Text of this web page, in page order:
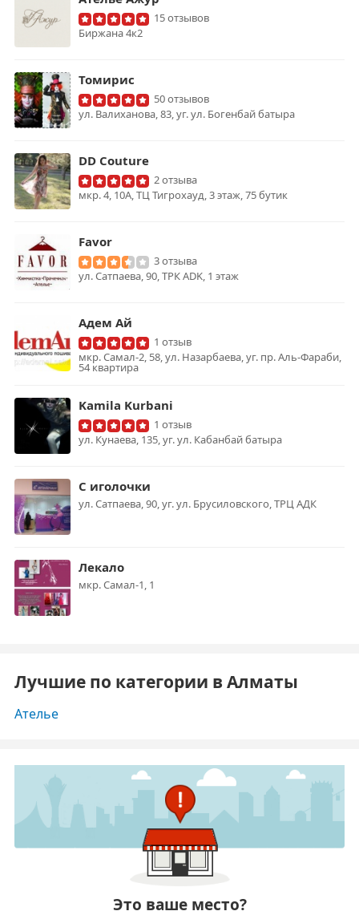
15 отзывов
Биржана 4к2
Томирис
50 отзывов
ул. Валиханова, 83, уг. ул. Богенбай батыра
DD Couture
2 отзыва
мкр. 4, 10А, ТЦ Тигрохауд, 3 этаж, 75 бутик
Favor
3 отзыва
ул. Сатпаева, 90, ТРК ADK, 1 этаж
Адем Ай
1 отзыв
мкр. Самал-2, 58, ул. Назарбаева, уг. пр. Аль-Фараби,
54 квартира
Kamila Kurbani
1 отзыв
ул. Кунаева, 135, уг. ул. Кабанбай батыра
С иголочки
ул. Сатпаева, 90, уг. ул. Брусиловского, ТРЦ АДК
Лекало
мкр. Самал-1, 1
Лучшие по категории в Алматы
Ателье
Это ваше место?